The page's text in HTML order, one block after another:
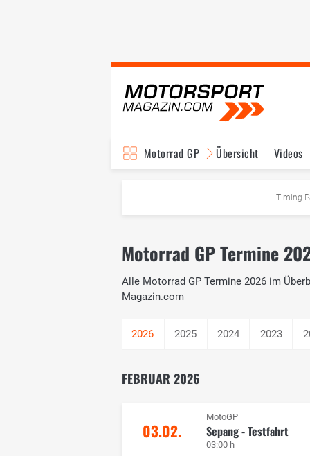
Motorrad GP Übersicht Videos
Timing
Motorrad GP Termine
Alle Motorrad GP Termine 2026 im
Magazin.com
2025 2024 2023
FEBRUAR 2026
03.02.
MotoGP
Sepang - Testfahrt
03:00 h